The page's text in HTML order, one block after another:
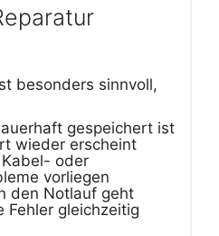
besonders sinnvoll,
gespeichert ist
wieder erscheint
oder
vorliegen
den Notlauf geht
Fehler gleichzeitig